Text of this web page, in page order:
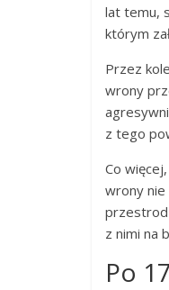
lat temu,
którym
Przez
wrony
z tego
Co
wrony nie
z nimi na
Po